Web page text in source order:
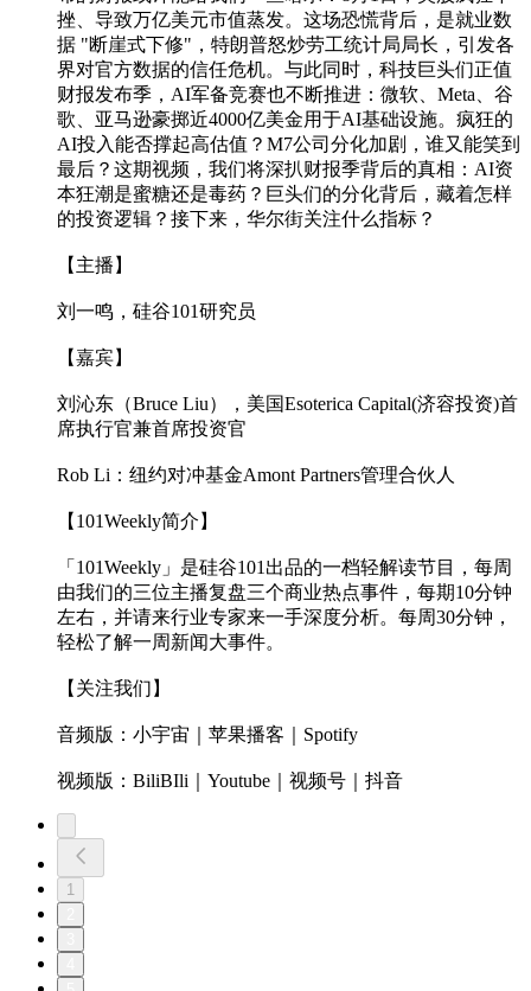
挫、导致万亿美元市值蒸发。这场恐慌背后，是就业数
据 "断崖式下修"，特朗普怒炒劳工统计局局长，引发各
界对官方数据的信任危机。与此同时，科技巨头们正值
财报发布季，AI军备竞赛也不断推进：微软、Meta、谷
歌、亚马逊豪掷近4000亿美金用于AI基础设施。疯狂的
AI投入能否撑起高估值？M7公司分化加剧，谁又能笑到
最后？这期视频，我们将深扒财报季背后的真相：AI资
本狂潮是蜜糖还是毒药？巨头们的分化背后，藏着怎样
的投资逻辑？接下来，华尔街关注什么指标？
【主播】
刘一鸣，硅谷101研究员
【嘉宾】
刘沁东（Bruce Liu），美国Esoterica Capital(济容投资)首
席执行官兼首席投资官
Rob Li：纽约对冲基金Amont Partners管理合伙人
【101Weekly简介】
「101Weekly」是硅谷101出品的一档轻解读节目，每周
由我们的三位主播复盘三个商业热点事件，每期10分钟
左右，并请来行业专家来一手深度分析。每周30分钟，
轻松了解一周新闻大事件。
【关注我们】
音频版：小宇宙｜苹果播客｜Spotify
视频版：BiliBIli｜Youtube｜视频号｜抖音
1